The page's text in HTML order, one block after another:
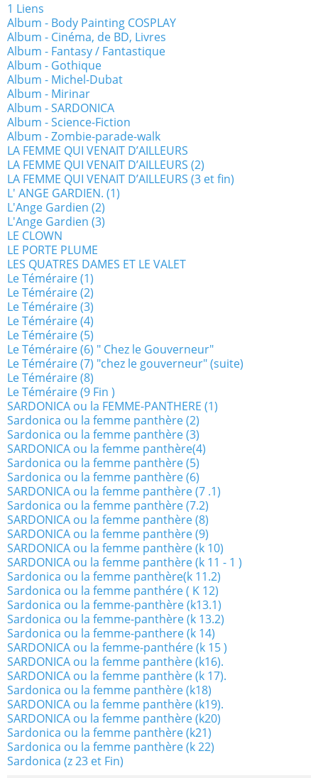
1 Liens
Album - Body Painting COSPLAY
Album - Cinéma, de BD, Livres
Album - Fantasy / Fantastique
Album - Gothique
Album - Michel-Dubat
Album - Mirinar
Album - SARDONICA
Album - Science-Fiction
Album - Zombie-parade-walk
LA FEMME QUI VENAIT D’AILLEURS
LA FEMME QUI VENAIT D’AILLEURS (2)
LA FEMME QUI VENAIT D’AILLEURS (3 et fin)
L' ANGE GARDIEN. (1)
L'Ange Gardien (2)
L'Ange Gardien (3)
LE CLOWN
LE PORTE PLUME
LES QUATRES DAMES ET LE VALET
Le Téméraire (1)
Le Téméraire (2)
Le Téméraire (3)
Le Téméraire (4)
Le Téméraire (5)
Le Téméraire (6) " Chez le Gouverneur"
Le Téméraire (7) "chez le gouverneur" (suite)
Le Téméraire (8)
Le Téméraire (9 Fin )
SARDONICA ou la FEMME-PANTHERE (1)
Sardonica ou la femme panthère (2)
Sardonica ou la femme panthère (3)
SARDONICA ou la femme panthère(4)
Sardonica ou la femme panthère (5)
Sardonica ou la femme panthère (6)
SARDONICA ou la femme panthère (7 .1)
Sardonica ou la femme panthère (7.2)
SARDONICA ou la femme panthère (8)
SARDONICA ou la femme panthère (9)
SARDONICA ou la femme panthère (k 10)
SARDONICA ou la femme panthère (k 11 - 1 )
Sardonica ou la femme panthère(k 11.2)
Sardonica ou la femme panthére ( K 12)
Sardonica ou la femme-panthère (k13.1)
Sardonica ou la femme-panthère (k 13.2)
Sardonica ou la femme-panthere (k 14)
SARDONICA ou la femme-panthére (k 15 )
SARDONICA ou la femme panthère (k16).
SARDONICA ou la femme panthère (k 17).
Sardonica ou la femme panthère (k18)
SARDONICA ou la femme panthère (k19).
SARDONICA ou la femme panthère (k20)
Sardonica ou la femme panthère (k21)
Sardonica ou la femme panthère (k 22)
Sardonica (z 23 et Fin)